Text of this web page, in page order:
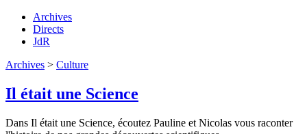
Archives
Directs
JdR
Archives > Culture
Il était une Science
Dans Il était une Science, écoutez Pauline et Nicolas vous raconter